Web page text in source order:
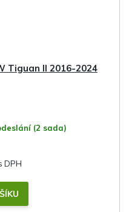
Tiguan II 2016-2024
(2 sada)